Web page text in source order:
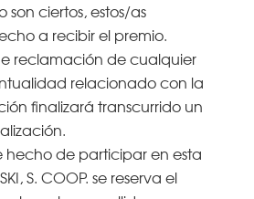
ciertos, estos/as
a recibir el premio.
reclamación de cualquier
relacionado con la
finalizará transcurrido un
hecho de participar en esta
S. COOP. se reserva el